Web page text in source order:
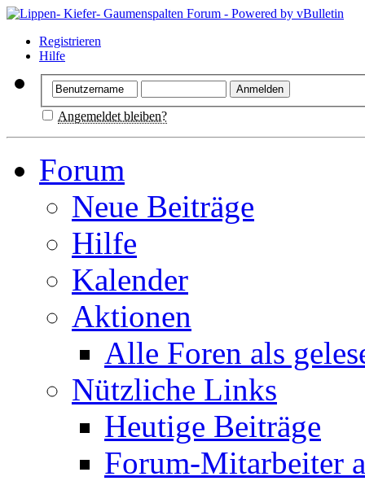
Registrieren
Hilfe
Angemeldet bleiben?
Forum
Neue Beiträge
Hilfe
Kalender
Aktionen
Alle Foren als
Nützliche Links
Heutige Beiträge
Forum-Mitarbeiter